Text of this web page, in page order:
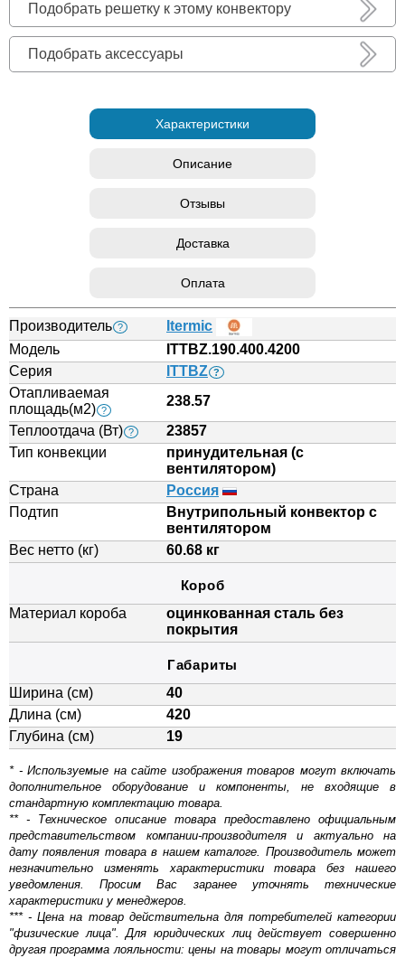
Подобрать решетку к этому конвектору
Подобрать аксессуары
Характеристики
Описание
Отзывы
Доставка
Оплата
Производитель ?
Itermic
Модель
ITTBZ.190.400.4200
Серия
ITTBZ ?
Отапливаемая
площадь(м2) ?
238.57
Теплоотдача (Вт) ?
23857
Тип конвекции
принудительная (с
вентилятором)
Страна
Россия
Подтип
Внутрипольный конвектор с
вентилятором
Вес нетто (кг)
60.68 кг
Короб
Материал короба
оцинкованная сталь без
покрытия
Габариты
Ширина (см)
40
Длина (см)
420
Глубина (см)
19
* - Используемые на сайте изображения товаров могут включать
дополнительное оборудование и компоненты, не входящие в
стандартную комплектацию товара.
** - Техническое описание товара предоставлено официальным
представительством компании-производителя и актуально на
дату появления товара в нашем каталоге. Производитель может
незначительно изменять характеристики товара без нашего
уведомления. Просим Вас заранее уточнять технические
характеристики у менеджеров.
*** - Цена на товар действительна для потребителей категории
"физические лица". Для юридических лиц действует совершенно
другая программа лояльности: цены на товары могут отличаться